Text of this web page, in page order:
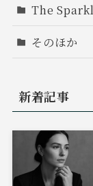
The
そのほか
新着記事